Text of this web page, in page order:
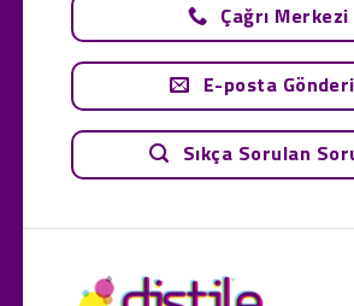
Çağrı Merkezi
E-posta
Sıkça Sorulan